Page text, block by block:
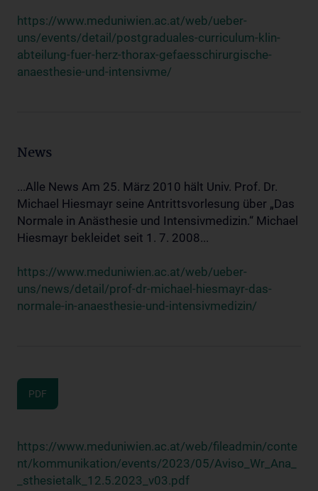
https://www.meduniwien.ac.at/web/ueber-
uns/events/detail/postgraduales-curriculum-klin-
abteilung-fuer-herz-thorax-gefaesschirurgische-
anaesthesie-und-intensivme/
News
...Alle News Am 25. März 2010 hält Univ. Prof. Dr.
Michael Hiesmayr seine Antrittsvorlesung über „Das
Normale in Anästhesie und Intensivmedizin.“ Michael
Hiesmayr bekleidet seit 1. 7. 2008...
https://www.meduniwien.ac.at/web/ueber-
uns/news/detail/prof-dr-michael-hiesmayr-das-
normale-in-anaesthesie-und-intensivmedizin/
PDF
https://www.meduniwien.ac.at/web/fileadmin/conte
nt/kommunikation/events/2023/05/Aviso_Wr_Ana_
_sthesietalk_12.5.2023_v03.pdf